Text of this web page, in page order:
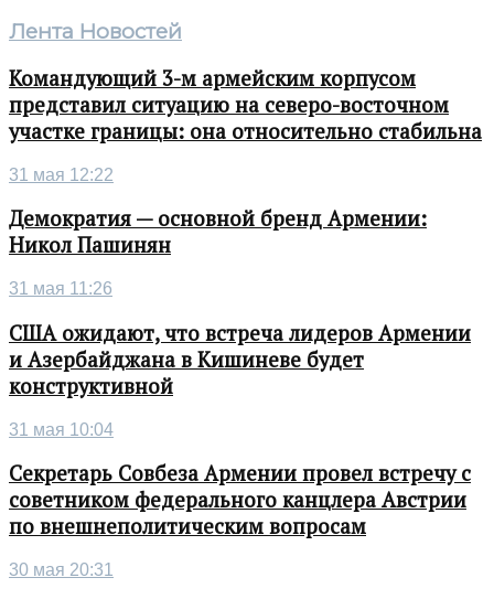
Лента Новостей
Командующий 3-м армейским корпусом
представил ситуацию на северо-восточном
участке границы: она относительно стабильна
31 мая 12:22
Демократия — основной бренд Армении:
Никол Пашинян
31 мая 11:26
США ожидают, что встреча лидеров Армении
и Азербайджана в Кишиневе будет
конструктивной
31 мая 10:04
Секретарь Совбеза Армении провел встречу с
советником федерального канцлера Австрии
по внешнеполитическим вопросам
30 мая 20:31